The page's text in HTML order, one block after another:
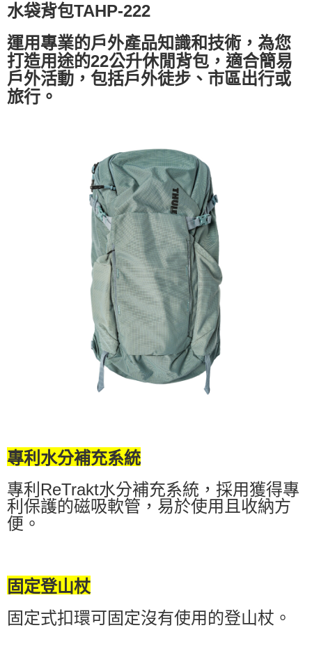
水袋背包TAHP-222
運用專業的戶外產品知識和技術，為您
打造用途的22公升休閒背包，適合簡易
戶外活動，包括戶外徒步、市區出行或
旅行。
專利水分補充系統
專利ReTrakt水分補充系統，採用獲得專
利保護的磁吸軟管，易於使用且收納方
便。
固定登山杖
固定式扣環可固定沒有使用的登山杖。